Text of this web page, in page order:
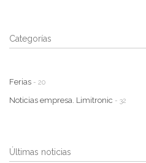
Categorías
Ferias - 20
Noticias empresa. Limitronic - 32
Últimas noticias